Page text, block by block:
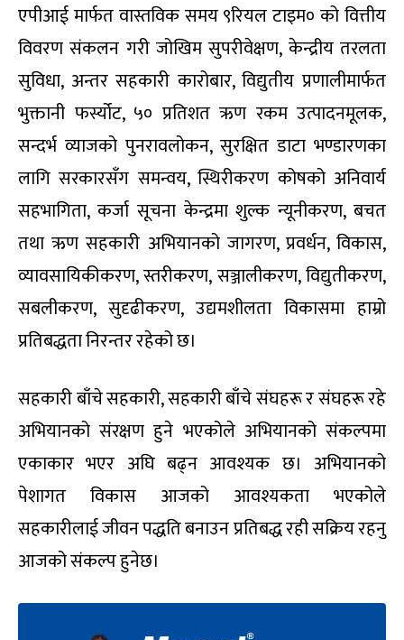
एपीआई मार्फत वास्तविक समय ९रियल टाइम० को वित्तीय
विवरण संकलन गरी जोखिम सुपरीवेक्षण, केन्द्रीय तरलता
सुविधा, अन्तर सहकारी कारोबार, विद्युतीय प्रणालीमार्फत
भुक्तानी फर्स्योट, ५० प्रतिशत ऋण रकम उत्पादनमूलक,
सन्दर्भ व्याजको पुनरावलोकन, सुरक्षित डाटा भण्डारणका
लागि सरकारसँग समन्वय, स्थिरीकरण कोषको अनिवार्य
सहभागिता, कर्जा सूचना केन्द्रमा शुल्क न्यूनीकरण, बचत
तथा ऋण सहकारी अभियानको जागरण, प्रवर्धन, विकास,
व्यावसायिकीकरण, स्तरीकरण, सञ्जालीकरण, विद्युतीकरण,
सबलीकरण, सुदृढीकरण, उद्यमशीलता विकासमा हाम्रो
प्रतिबद्धता निरन्तर रहेको छ।
सहकारी बाँचे सहकारी, सहकारी बाँचे संघहरू र संघहरू रहे
अभियानको संरक्षण हुने भएकोले अभियानको संकल्पमा
एकाकार भएर अघि बढ्न आवश्यक छ। अभियानको
पेशागत विकास आजको आवश्यकता भएकोले
सहकारीलाई जीवन पद्धति बनाउन प्रतिबद्ध रही सक्रिय रहनु
आजको संकल्प हुनेछ।